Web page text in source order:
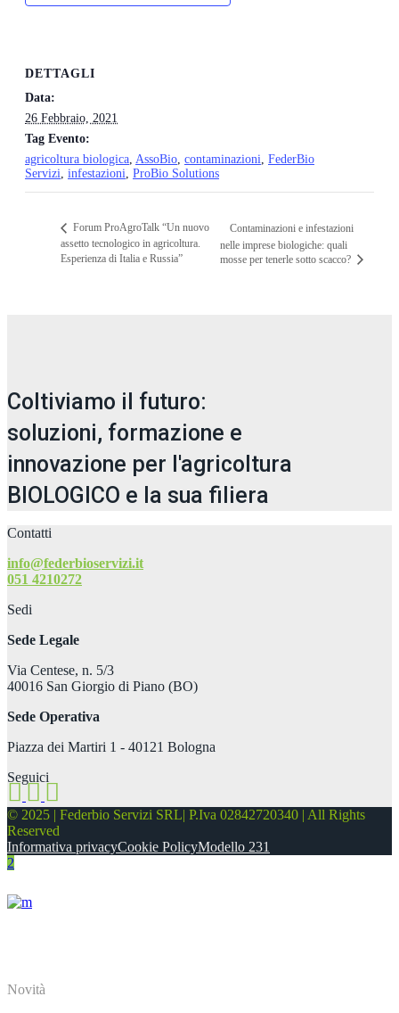
DETTAGLI
Data:
26 Febbraio, 2021
Tag Evento:
agricoltura biologica AssoBio contaminazioni FederBio
Servizi infestazioni ProBio Solutions
Forum ProAgroTalk “Un nuovo
assetto tecnologico in agricoltura.
Esperienza di Italia e Russia”
Contaminazioni e infestazioni
nelle imprese biologiche: quali
mosse per tenerle sotto scacco?
Coltiviamo il futuro:
soluzioni, formazione e
innovazione per l'agricoltura
BIOLOGICO e la sua filiera
Contatti
info@federbioservizi.it
051 4210272
Sedi
Sede Legale
Via Centese, n. 5/3
40016 San Giorgio di Piano (BO)
Sede Operativa
Piazza dei Martiri 1 - 40121 Bologna
Seguici
© 2025 | Federbio Servizi SRL| P.Iva 02842720340 | All Rights
Reserved
Informativa privacyCookie PolicyModello 231
Novità